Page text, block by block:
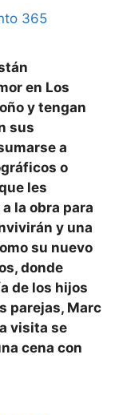
365
en Los
y tengan
sus
a
o
les
la obra para
y una
su nuevo
donde
de los hijos
parejas, Marc
visita se
cena con